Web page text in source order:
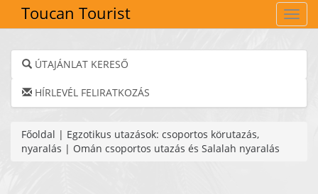
Toucan Tourist
ÚTAJÁNLAT KERESŐ
HÍRLEVÉL FELIRATKOZÁS
Főoldal | Egzotikus utazások: csoportos körutazás,
nyaralás | Omán csoportos utazás és Salalah nyaralás